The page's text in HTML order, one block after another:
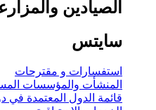
الصيادين
سايتس
استفسارات و مقترحات
المنشأت والمؤسسات
قائمة الدول المعتمدة في